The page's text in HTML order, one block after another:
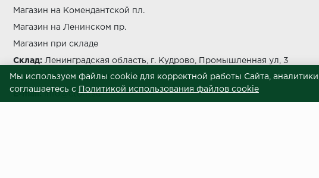
Магазин на Комендантской пл.
Магазин на Ленинском пр.
Магазин при складе
Склад: Ленинградская область, г. Кудрово, Промышленная ул, 3
Звоните нам:+7 812 245 69 28
E-mail: info@ctom.su
Мы используем файлы cookie для корректной работы Сайта,
соглашаетесь с
Политикой использования файлов cookie